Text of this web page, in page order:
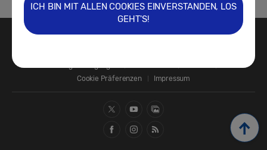
Cookie Präferenzen
Impressum
ICH BIN MIT ALLEN COOKIES EINVERSTANDEN, LOS
GEHT'S!